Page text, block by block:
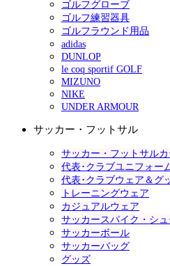
ゴルフグローブ
ゴルフ練習器具
ゴルフラウンド用品
adidas
DUNLOP
le coq sportif GOLF
MIZUNO
NIKE
UNDER ARMOUR
サッカー・フットサル
サッカー・フットサル
代表･クラブユニフォー
代表･クラブウェア＆グ
トレーニングウェア
カジュアルウェア
サッカースパイク・シ
サッカーボール
サッカーバッグ
グッズ